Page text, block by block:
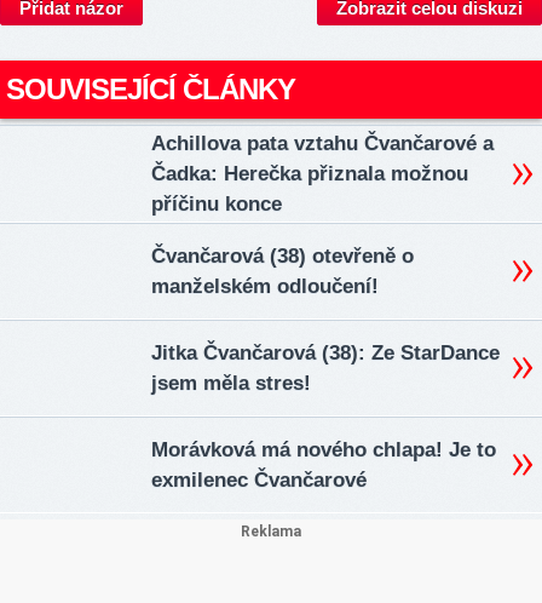
Přidat názor Zobrazit celou diskuzi
SOUVISEJÍCÍ ČLÁNKY
Achillova pata vztahu Čvančarové a
Čadka: Herečka přiznala možnou
příčinu konce
Čvančarová (38) otevřeně o
manželském odloučení!
Jitka Čvančarová (38): Ze StarDance
jsem měla stres!
Morávková má nového chlapa! Je to
exmilenec Čvančarové